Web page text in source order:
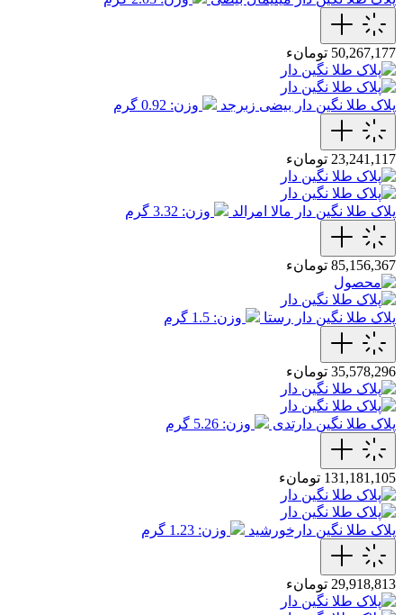
50,267,177 تومانء
پلاک طلا نگین دار بیضی زبرجد وزن: 0.92 گرم
23,241,117 تومانء
پلاک طلا نگین دار مالا امرالد وزن: 3.32 گرم
85,156,367 تومانء
پلاک طلا نگین دار رستا وزن: 1.5 گرم
35,578,296 تومانء
پلاک طلا نگین دارتدی وزن: 5.26 گرم
131,181,105 تومانء
پلاک طلا نگین دارخورشید وزن: 1.23 گرم
29,918,813 تومانء